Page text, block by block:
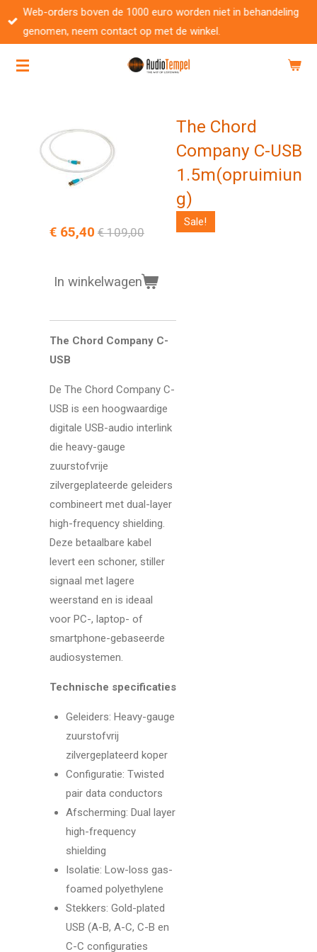
Ga
direct
de
Web-orders boven de 1000 euro worden niet in behandeling
genomen, neem contact op met de winkel.
The Chord
Company C-USB
1.5m(opruimiun
g)
Sale!
€ 65,40 € 109,00
In winkelwagen
The Chord Company C-
USB
De The Chord Company C-
USB is een hoogwaardige
digitale USB-audio interlink
die heavy-gauge
zuurstofvrije
zilvergeplateerde geleiders
combineert met dual-layer
high-frequency shielding.
Deze betaalbare kabel
levert een schoner, stiller
signaal met lagere
weerstand en is ideaal
voor PC-, laptop- of
smartphone-gebaseerde
audiosystemen.
Technische specificaties
Geleiders: Heavy-gauge
zuurstofvrij
zilvergeplateerd koper
Configuratie: Twisted
pair data conductors
Afscherming: Dual layer
high-frequency
shielding
Isolatie: Low-loss gas-
foamed polyethylene
Stekkers: Gold-plated
USB (A-B, A-C, C-B en
C-C configuraties